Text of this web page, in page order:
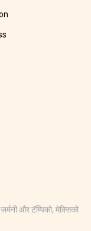
और टॅम्पिको, मेक्सिको